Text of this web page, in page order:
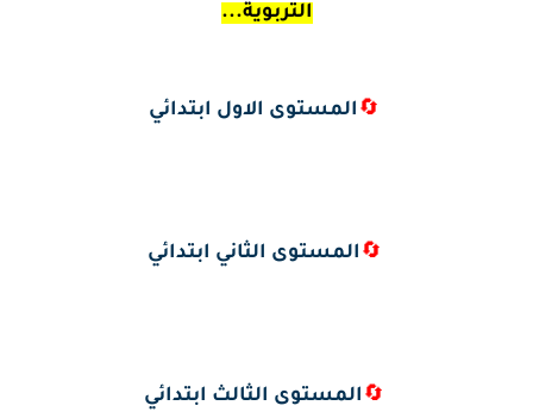
التربوية...
🔄 المستوى الاول ابتدائي
🔄 المستوى الثاني ابتدائي
🔄 المستوى الثالث ابتدائي